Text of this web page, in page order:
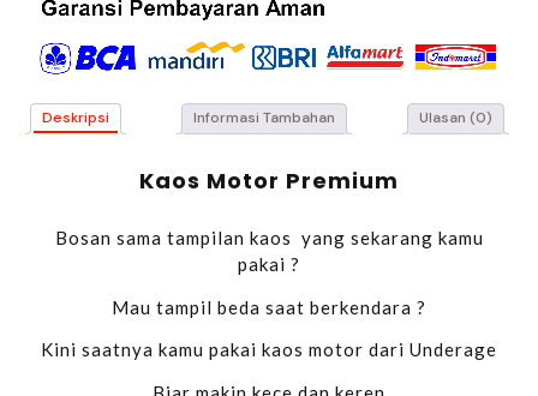
Deskripsi Informasi Tambahan Ulasan (0)
Kaos Motor Premium
Bosan sama tampilan kaos yang sekarang kamu
pakai ?
Mau tampil beda saat berkendara ?
Kini saatnya kamu pakai kaos motor dari Underage